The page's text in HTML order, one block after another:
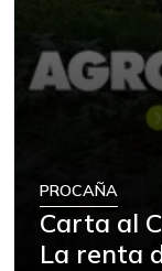
PROCAÑA
Carta al
La renta